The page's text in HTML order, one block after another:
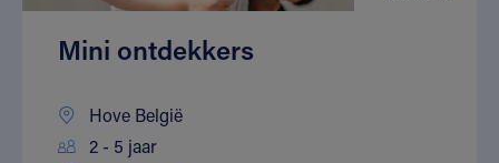
Mini ontdekkers
Hove België
2 - 5 jaar